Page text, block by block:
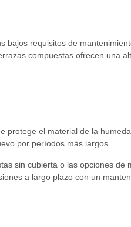
requisitos de
compuestas ofrecen una
protege el material de la
por períodos más largos.
sin cubierta o las opciones de
a largo plazo con un